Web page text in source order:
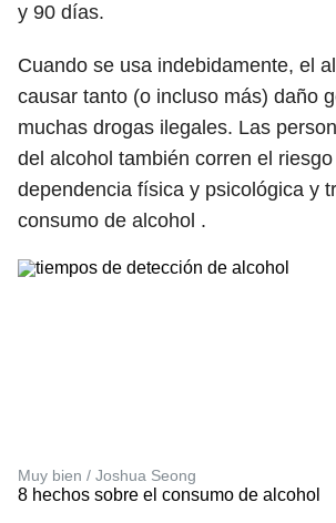
y 90 días.
Cuando se usa indebidamente, el
causar tanto (o incluso más) daño
muchas drogas ilegales. Las
del alcohol también corren el
dependencia física y psicológica y
consumo de alcohol .
Muy bien / Joshua Seong
8 hechos sobre el consumo de alcohol